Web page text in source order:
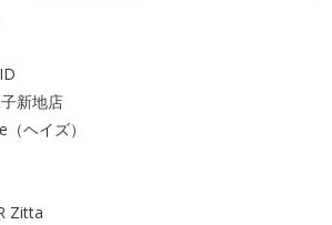
新地店
ヘイズ）
Zitta